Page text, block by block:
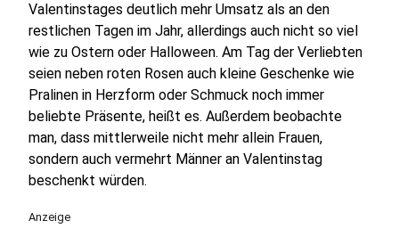
Valentinstages deutlich mehr Umsatz als an den
restlichen Tagen im Jahr, allerdings auch nicht so viel
wie zu Ostern oder Halloween. Am Tag der Verliebten
seien neben roten Rosen auch kleine Geschenke wie
Pralinen in Herzform oder Schmuck noch immer
beliebte Präsente, heißt es. Außerdem beobachte
man, dass mittlerweile nicht mehr allein Frauen,
sondern auch vermehrt Männer an Valentinstag
beschenkt würden.
Anzeige